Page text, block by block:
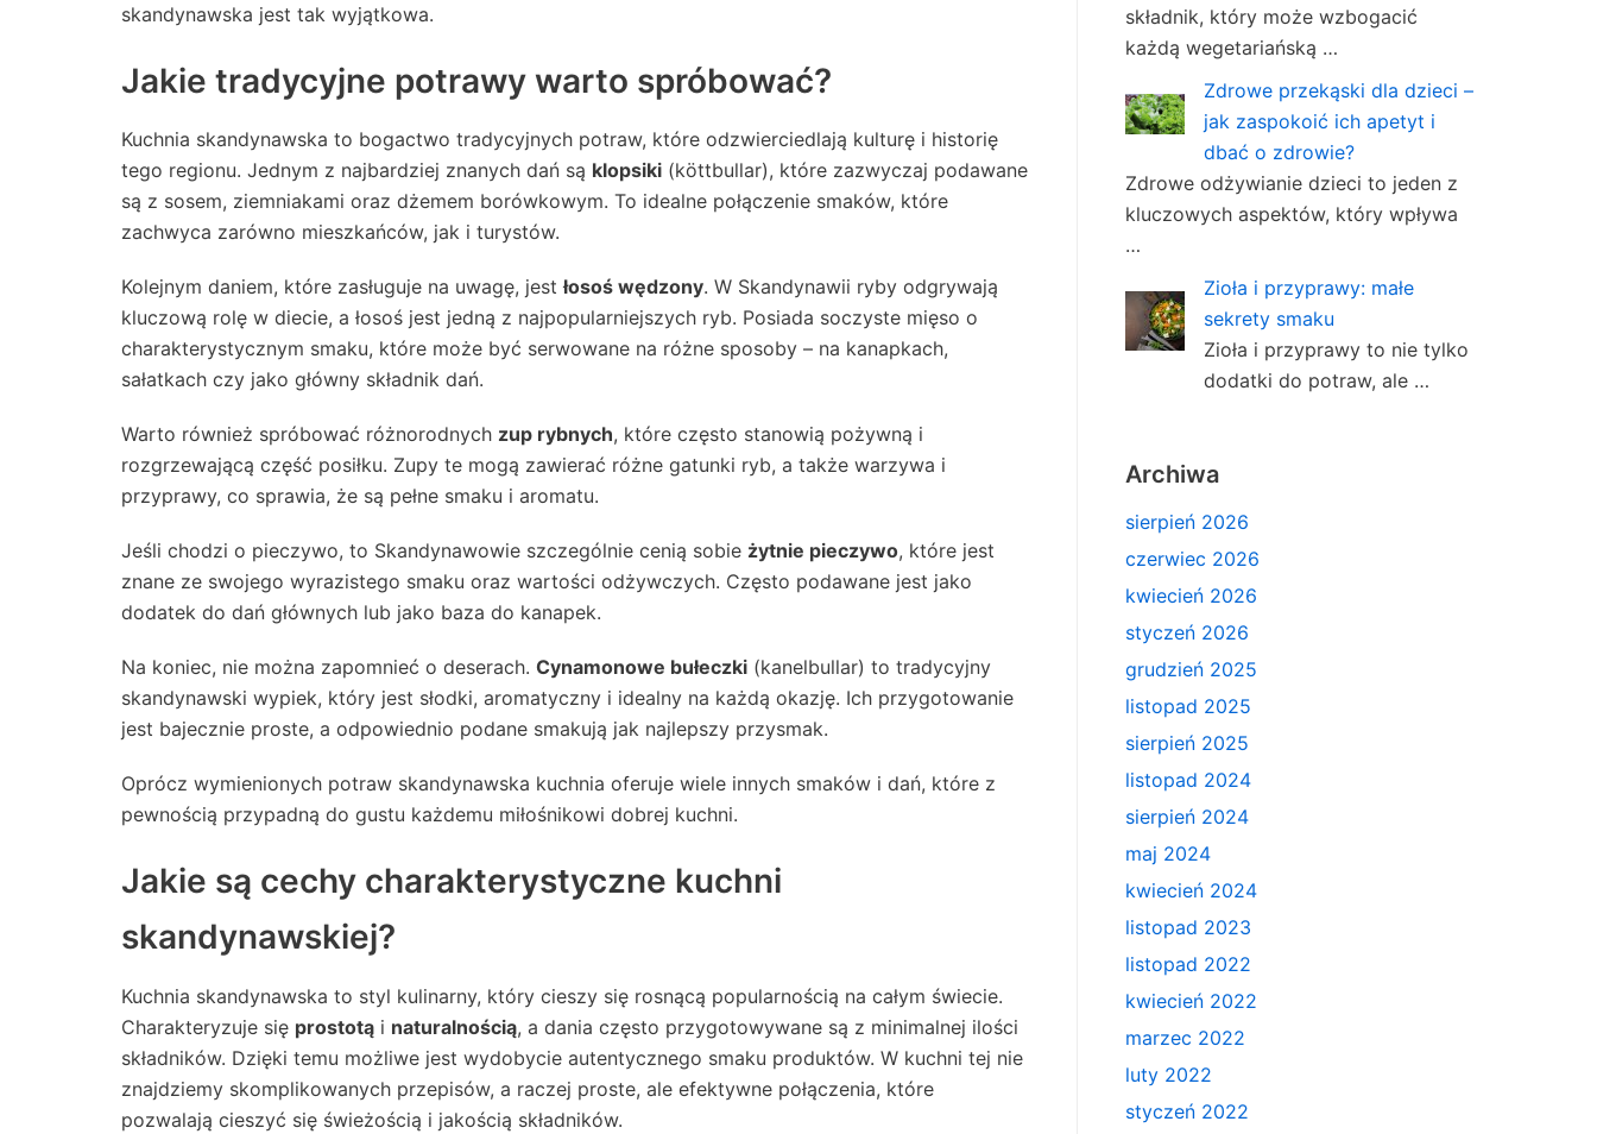
skandynawska jest tak wyjątkowa.
Jakie tradycyjne potrawy warto spróbować?
Kuchnia skandynawska to bogactwo tradycyjnych potraw, które odzwierciedlają kulturę i historię
tego regionu. Jednym z najbardziej znanych dań są klopsiki (köttbullar), które zazwyczaj podawane
są z sosem, ziemniakami oraz dżemem borówkowym. To idealne połączenie smaków, które
zachwyca zarówno mieszkańców, jak i turystów.
Kolejnym daniem, które zasługuje na uwagę, jestłosoś wędzony. W Skandynawii ryby odgrywają
kluczową rolę w diecie, a łosoś jest jedną z najpopularniejszych ryb. Posiada soczyste mięso o
charakterystycznym smaku, które może być serwowane na różne sposoby – na kanapkach,
sałatkach czy jako główny składnik dań.
Warto również spróbować różnorodnych zup rybnych, które często stanowią pożywną i
rozgrzewającą część posiłku. Zupy te mogą zawierać różne gatunki ryb, a także warzywa i
przyprawy, co sprawia, że są pełne smaku i aromatu.
Jeśli chodzi o pieczywo, to Skandynawowie szczególnie cenią sobie żytnie pieczywo, które jest
znane ze swojego wyrazistego smaku oraz wartości odżywczych. Często podawane jest jako
dodatek do dań głównych lub jako baza do kanapek.
Na koniec, nie można zapomnieć o deserach. Cynamonowe bułeczki (kanelbullar) to tradycyjny
skandynawski wypiek, który jest słodki, aromatyczny i idealny na każdą okazję. Ich przygotowanie
jest bajecznie proste, a odpowiednio podane smakują jak najlepszy przysmak.
Oprócz wymienionych potraw skandynawska kuchnia oferuje wiele innych smaków i dań, które z
pewnością przypadną do gustu każdemu miłośnikowi dobrej kuchni.
Jakie są cechy charakterystyczne kuchni
skandynawskiej?
Kuchnia skandynawska to styl kulinarny, który cieszy się rosnącą popularnością na całym świecie.
Charakteryzuje się prostotą i naturalnością, a dania często przygotowywane są z minimalnej ilości
składników. Dzięki temu możliwe jest wydobycie autentycznego smaku produktów. W kuchni tej nie
znajdziemy skomplikowanych przepisów, a raczej proste, ale efektywne połączenia, które
pozwalają cieszyć się świeżością i jakością składników.
składnik, który może wzbogacić
każdą wegetariańską …
Zdrowe przekąski dla dzieci –
jak zaspokoić ich apetyt i
dbać o zdrowie?
Zdrowe odżywianie dzieci to jeden z
kluczowych aspektów, który wpływa
…
Zioła i przyprawy: małe
sekrety smaku
Zioła i przyprawy to nie tylko
dodatki do potraw, ale …
Archiwa
sierpień 2026
czerwiec 2026
kwiecień 2026
styczeń 2026
grudzień 2025
listopad 2025
sierpień 2025
listopad 2024
sierpień 2024
maj 2024
kwiecień 2024
listopad 2023
listopad 2022
kwiecień 2022
marzec 2022
luty 2022
styczeń 2022